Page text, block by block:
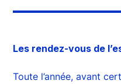
Les rendez-vous de
Toute l’année, avant